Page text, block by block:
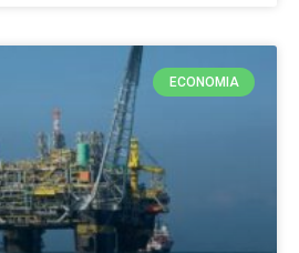
ECONOMIA